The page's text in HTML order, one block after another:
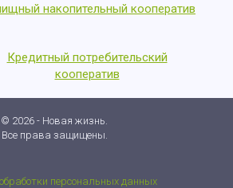
накопительный кооператив
Кредитный потребительский
кооператив
© 2026 - Новая жизнь.
Все права защищены.
персональных данных